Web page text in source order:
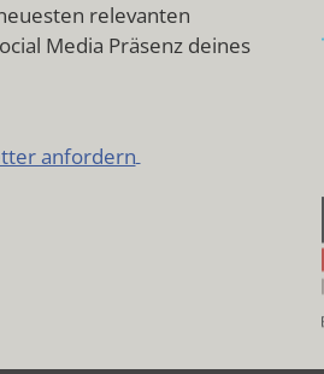
relevanten
Media Präsenz deines
anfordern